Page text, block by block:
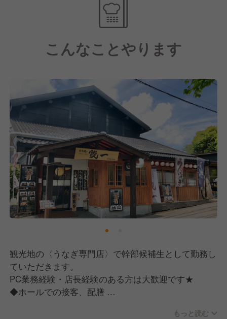
はカリッと、身はふっくらと、鰻本来の旨味を最大限
素材から生まれる脂での炭火の燻製は、日本が世界に
誇れる最大の調味料です。厳選した鰻を、贅沢に丸ご
と一本お召し上がり頂きます。
こんなことやります
観光地の〈うなぎ専門店〉で幹部候補生として勤務し
ていただきます。
PC業務経験・店長経験のある方は大歓迎です★
◆ホールでの接客、配膳
もっと読む